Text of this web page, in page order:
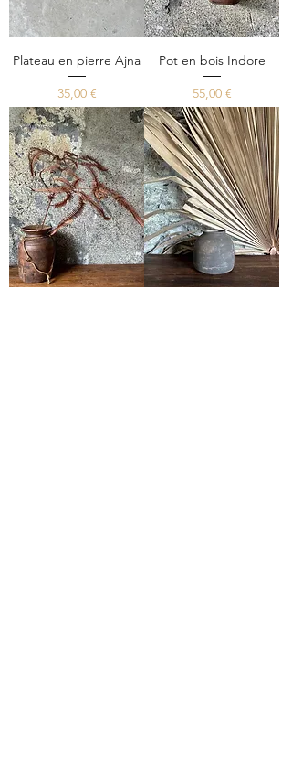
Plateau en pierre Ajna
Prix
35,00 €
Pot en bois Indore
Prix
55,00 €